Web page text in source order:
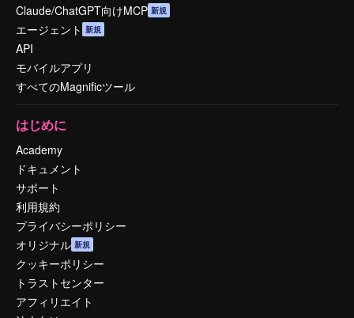
Claude/ChatGPT向けMCP 新規
エージェント 新規
API
モバイルアプリ
すべてのMagnificツール
はじめに
Academy
ドキュメント
サポート
利用規約
プライバシーポリシー
オリジナル 新規
クッキーポリシー
トラストセンター
アフィリエイト